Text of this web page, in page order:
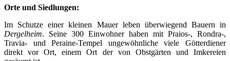
Orte und Siedlungen:
Im Schutze einer kleinen Mauer leben überwiegend Bauern in
Dergelheim. Seine 300 Einwohner haben mit Praios-, Rondra-,
Travia- und Peraine-Tempel ungewöhnliche viele Götterdiener
direkt vor Ort, einem Ort der von Obstgärten und Imkereien